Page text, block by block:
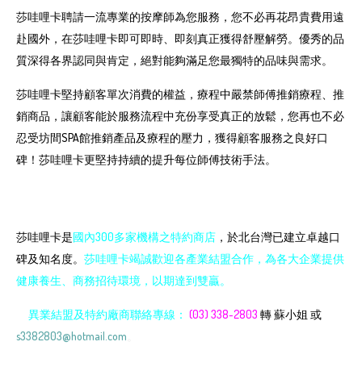
莎哇哩卡聘請一流專業的按摩師為您服務，您不必再花昂貴費用遠
赴國外，在莎哇哩卡即可即時、即刻真正獲得舒壓解勞。優秀的品
質深得各界認同與肯定，絕對能夠滿足您最獨特的品味與需求。
莎哇哩卡堅持顧客單次消費的權益，療程中嚴禁師傅推銷療程、推
銷商品，讓顧客能於服務流程中充份享受真正的放鬆，您再也不必
忍受坊間SPA館推銷產品及療程的壓力，獲得顧客服務之良好口
碑！莎哇哩卡更堅持持續的提升每位師傅技術手法。
莎哇哩卡是國內300多家機構之特約商店 ，於北台灣已建立卓越口
碑及知名度。 莎哇哩卡竭誠歡迎各產業結盟合作，為各大企業提供
健康養生、商務招待環境，以期達到雙贏。
異業結盟及特約廠商聯絡專線： (03) 338-2803 轉 蘇小姐 或
s3382803@hotmail.com